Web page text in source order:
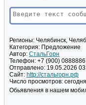
Регионы: Челябинск,
Категория: Предложение
Автор: СтальГорн
Телефон: +7 (900) 0888886
Отправлено: 19.05.2026
Сайт: http://стальгорн.рф
Число просмотров:
Обьявления в нашем